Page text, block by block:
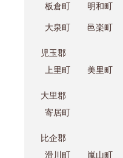
板倉町
明和町
大泉町 邑楽町
児玉郡
上里町
美里町
大里郡
寄居町
比企郡
滑川町
嵐山町